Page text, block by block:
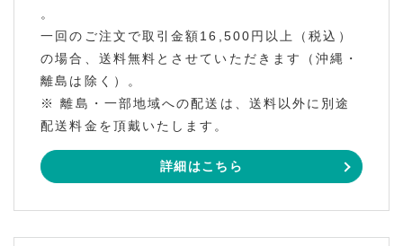
。
一回のご注文で取引金額16,500円以上（税込）
の場合、送料無料とさせていただきます（沖縄・
離島は除く）。
※ 離島・一部地域への配送は、送料以外に別途
配送料金を頂戴いたします。
詳細はこちら